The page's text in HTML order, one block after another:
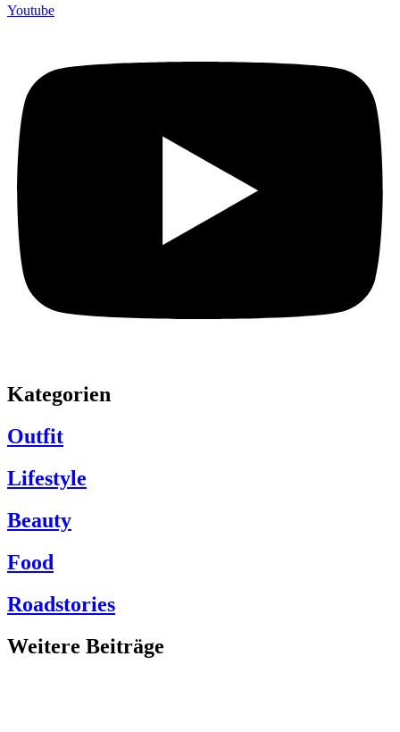
Youtube
Kategorien
Outfit
Lifestyle
Beauty
Food
Roadstories
Weitere Beiträge